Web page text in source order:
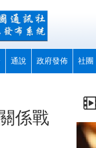
通說 政府發佈 社團
係戰